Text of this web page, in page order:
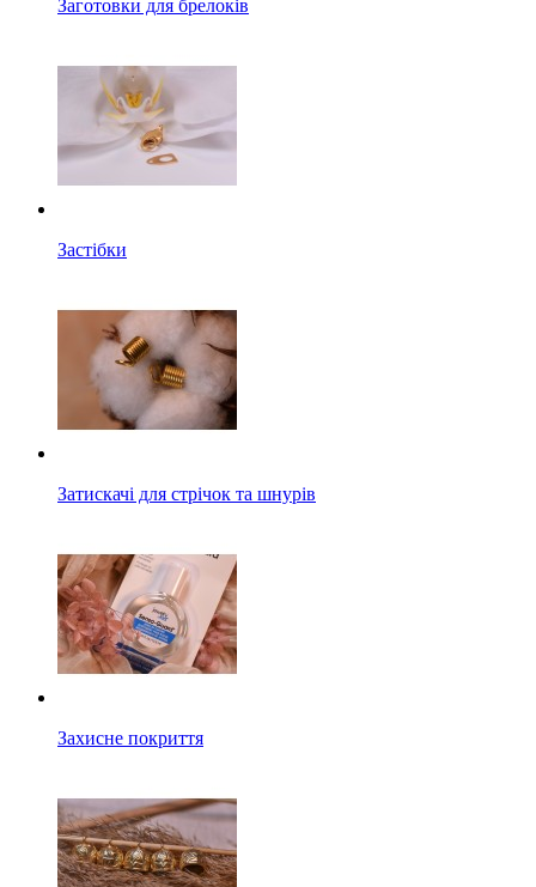
Заготовки для брелоків
Застібки
Затискачі для стрічок та шнурів
Захисне покриття